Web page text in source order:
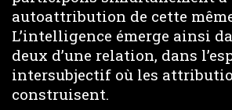
autoattribution de cette
L’intelligence émerge ainsi
deux d’une relation, dans
intersubjectif où les
construisent.